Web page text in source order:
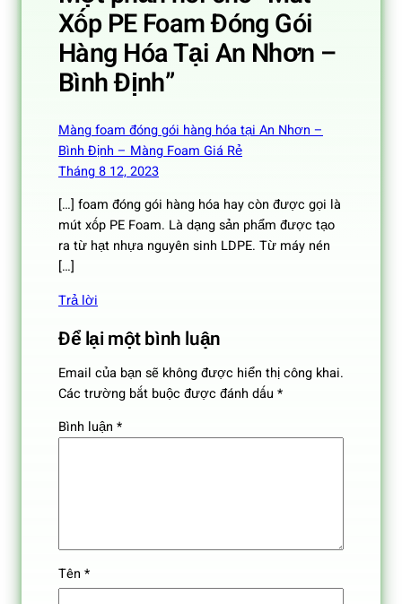
Xốp PE Foam Đóng Gói
Hàng Hóa Tại An Nhơn –
Bình Định”
Màng foam đóng gói hàng hóa tại An Nhơn –
Bình Định – Màng Foam Giá Rẻ
Tháng 8 12, 2023
[…] foam đóng gói hàng hóa hay còn được gọi là
mút xốp PE Foam. Là dạng sản phẩm được tạo
ra từ hạt nhựa nguyên sinh LDPE. Từ máy nén
[…]
Trả lời
Để lại một bình luận
Email của bạn sẽ không được hiển thị công khai.
Các trường bắt buộc được đánh dấu *
Bình luận *
Tên *